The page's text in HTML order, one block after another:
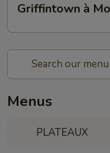
Griffintown à
Menus
PLATEAUX